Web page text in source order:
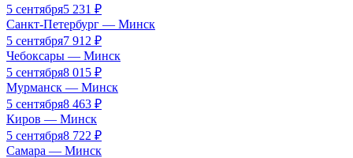
5 сентября5 231 ₽
Санкт-Петербург — Минск
5 сентября7 912 ₽
Чебоксары — Минск
5 сентября8 015 ₽
Мурманск — Минск
5 сентября8 463 ₽
Киров — Минск
5 сентября8 722 ₽
Самара — Минск